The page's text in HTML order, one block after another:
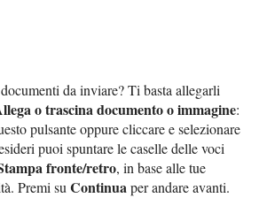
da inviare? Ti basta allegarli
o trascina documento o immagine:
pulsante oppure cliccare e selezionare
puoi spuntare le caselle delle voci
fronte/retro, in base alle tue
Premi suContinuaper andare avanti.